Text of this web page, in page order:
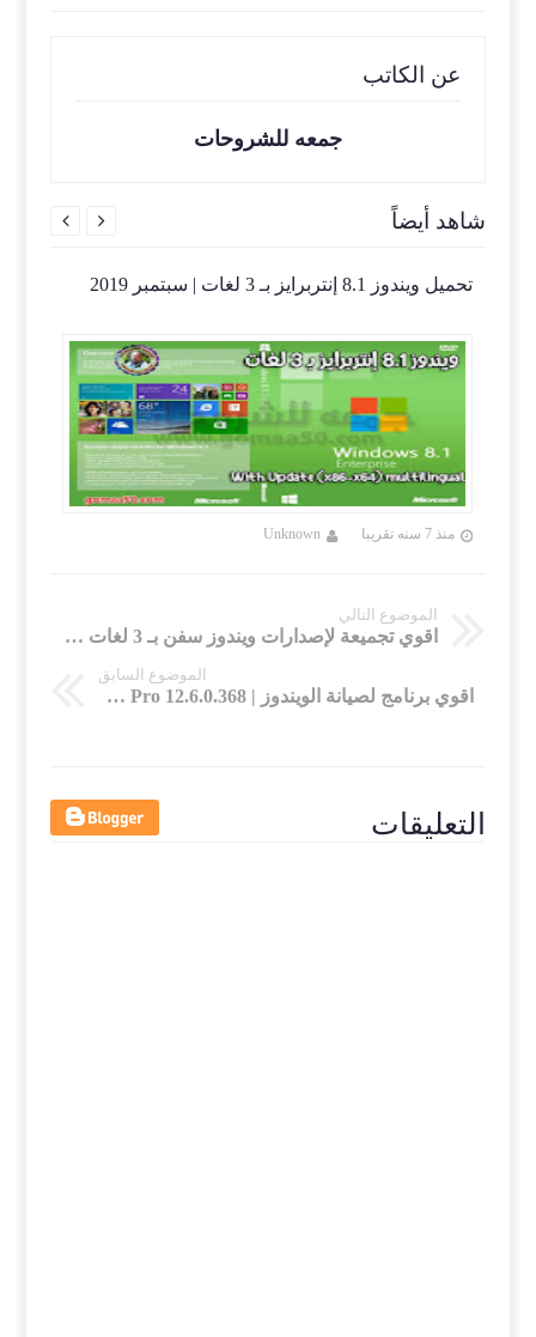
عن الكاتب
جمعه للشروحات
شاهد أيضاً
تحميل ويندوز 8.1 إنتربرايز بـ 3 لغات | سبتمبر 2019
منذ 7 سنه تقريبا Unknown
 
الموضوع التالي
اقوي تجميعة لإصدارات ويندوز سفن بـ 3 لغات | تحديثات سبتمبر 2019
الموضوع السابق
اقوي برنامج لصيانة الويندوز | Advanced SystemCare Pro 12.6.0.368
التعليقات